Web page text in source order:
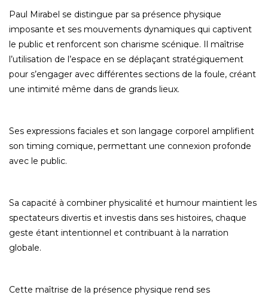
Paul Mirabel se distingue par sa présence physique
imposante et ses mouvements dynamiques qui captivent
le public et renforcent son charisme scénique. Il maîtrise
l’utilisation de l’espace en se déplaçant stratégiquement
pour s’engager avec différentes sections de la foule, créant
une intimité même dans de grands lieux.
Ses expressions faciales et son langage corporel amplifient
son timing comique, permettant une connexion profonde
avec le public.
Sa capacité à combiner physicalité et humour maintient les
spectateurs divertis et investis dans ses histoires, chaque
geste étant intentionnel et contribuant à la narration
globale.
Cette maîtrise de la présence physique rend ses